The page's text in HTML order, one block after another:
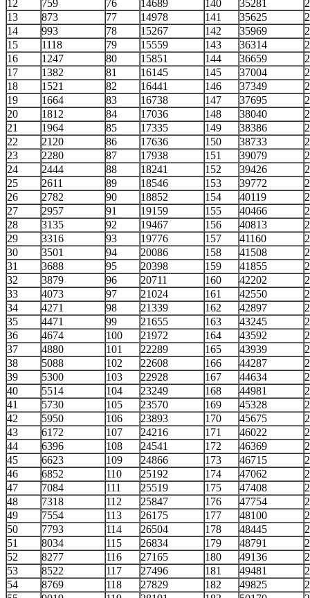
12
759 76 14689 140 35281
13
873 77 14978 141 35625
14
993 78 15267 142 35969
15
1118 79 15559 143 36314
16
1247 80 15851 144 36659
17
1382 81 16145 145 37004
18
1521 82 16441 146 37349
19
1664 83 16738 147 37695
20
1812 84 17036 148 38040
21
1964 85 17335 149 38386
22
2120 86 17636 150 38733
23
2280 87 17938 151 39079
24
2444 88 18241 152 39426
25
2611 89 18546 153 39772
26
2782 90 18852 154 40119
27
2957 91 19159 155 40466
28
3135 92 19467 156 40813
29
3316 93 19776 157 41160
30
3501 94 20086 158 41508
31
3688 95 20398 159 41855
32
3879 96 20711 160 42202
33
4073 97 21024 161 42550
34
4271 98 21339 162 42897
35
4471 99 21655 163 43245
36
4674 100 21972 164 43592
37
4880 101 22289 165 43939
38
5088 102 22608 166 44287
39
5300 103 22928 167 44634
40
5514 104 23249 168 44981
41
5730 105 23570 169 45328
42
5950 106 23893 170 45675
43
6172 107 24216 171 46022
44
6396 108 24541 172 46369
45
6623 109 24866 173 46715
46
6852 110 25192 174 47062
47
7084 111 25519 175 47408
48
7318 112 25847 176 47754
49
7554 113 26175 177 48100
50
7793 114 26504 178 48445
51
8034 115 26834 179 48791
52
8277 116 27165 180 49136
53
8522 117 27496 181 49481
54
8769 118 27829 182 49825